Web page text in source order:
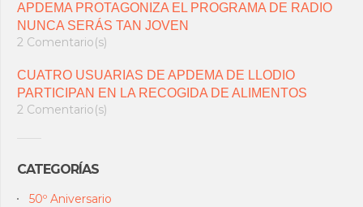
APDEMA PROTAGONIZA EL PROGRAMA DE RADIO
NUNCA SERÁS TAN JOVEN
2 Comentario(s)
CUATRO USUARIAS DE APDEMA DE LLODIO
PARTICIPAN EN LA RECOGIDA DE ALIMENTOS
2 Comentario(s)
CATEGORÍAS
50º Aniversario